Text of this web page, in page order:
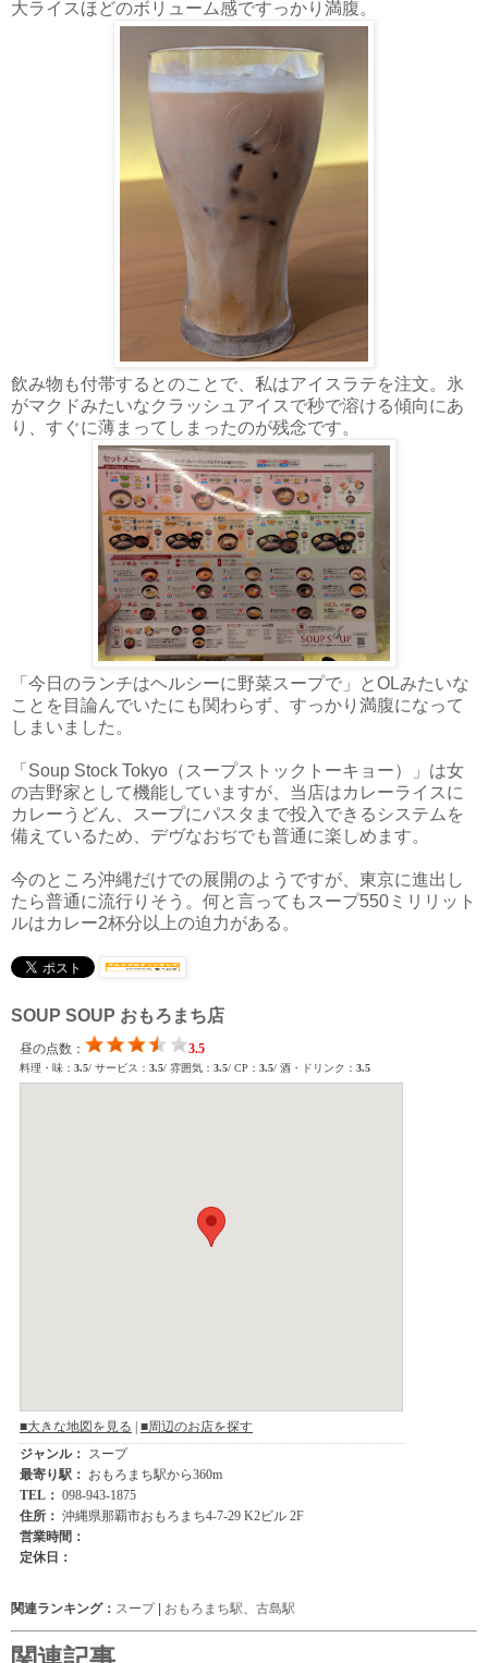
大ライスほどのボリューム感ですっかり満腹。
飲み物も付帯するとのことで、私はアイスラテを注文。氷
がマクドみたいなクラッシュアイスで秒で溶ける傾向にあ
り、すぐに薄まってしまったのが残念です。
「今日のランチはヘルシーに野菜スープで」とOLみたいな
ことを目論んでいたにも関わらず、すっかり満腹になって
しまいました。
「Soup Stock Tokyo（スープストックトーキョー）」は女
の吉野家として機能していますが、当店はカレーライスに
カレーうどん、スープにパスタまで投入できるシステムを
備えているため、デヴなおぢでも普通に楽しめます。
今のところ沖縄だけでの展開のようですが、東京に進出し
たら普通に流行りそう。何と言ってもスープ550ミリリット
ルはカレー2杯分以上の迫力がある。
SOUP SOUP おもろまち店
関連ランキング： スープ| おもろまち駅 古島駅